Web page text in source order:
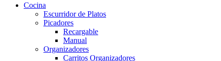
Cocina
Escurridor de Platos
Picadores
Recargable
Manual
Organizadores
Carritos Organizadores